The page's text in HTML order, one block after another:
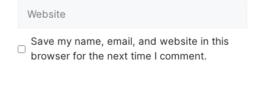
Website
Save my name, email, and website in this
browser for the next time I comment.